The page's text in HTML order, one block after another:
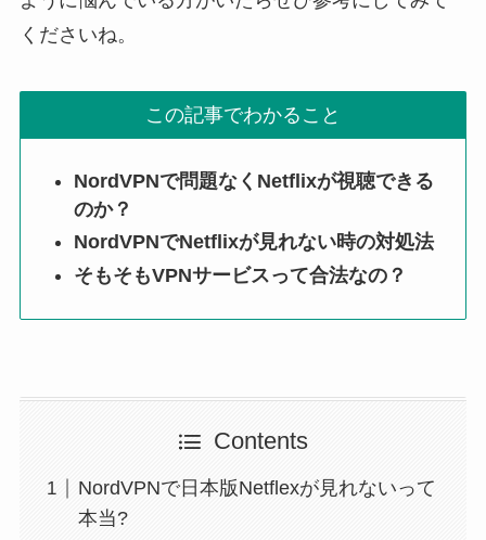
くださいね。
この記事でわかること
NordVPNで問題なくNetflixが視聴できる
のか？
NordVPNでNetflixが見れない時の対処法
そもそもVPNサービスって合法なの？
Contents
NordVPNで日本版Netflexが見れないって
本当?